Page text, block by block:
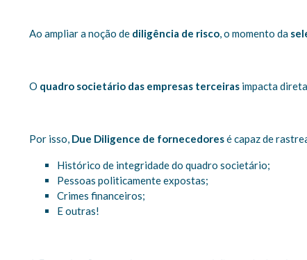
Ao ampliar a noção de diligência de risco, o momento da
O quadro societário das empresas terceiras impacta
Por isso, Due Diligence de fornecedoresé capaz de
Histórico de integridade do quadro societário;
Pessoas politicamente expostas;
Crimes financeiros;
E outras!